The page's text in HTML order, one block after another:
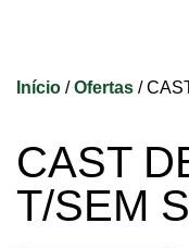
Início /Ofertas /
CAST
T/SEM